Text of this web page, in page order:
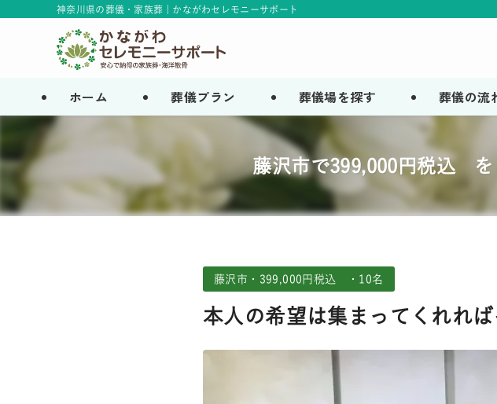
神奈川県の葬儀・家族葬 | かながわセレモニーサポート
ホーム 葬儀プラン 葬儀場を探す 葬儀の流
藤沢市で399,000円税込 を
藤沢市・399,000円税込 ・10名
本人の希望は集まってくれれ